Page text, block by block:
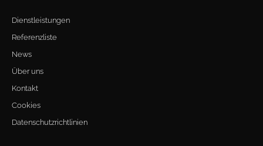
Dienstleistungen
Referenzliste
News
Über uns
Kontakt
Cookies
Datenschutzrichtlinien